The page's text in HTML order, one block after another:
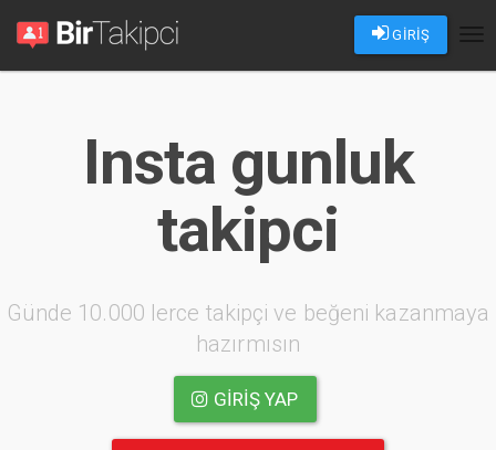
GİRİŞ
Insta gunluk
takipci
Günde 10.000 lerce takipçi ve beğeni kazanmaya
hazırmısın
GIRIŞ YAP